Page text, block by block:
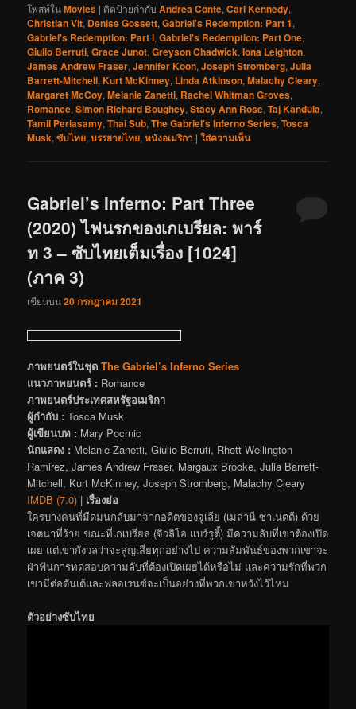
โพสท์ในMovies | ติดป้ายกำกับ Andrea Conte,Carl Kennedy,
Christian Vit, Denise Gossett,Gabriel's Redemption: Part 1,
Gabriel's Redemption: Part I,Gabriel's Redemption: Part One,
Giulio Berruti,Grace Junot,Greyson Chadwick,Iona Leighton,
James Andrew Fraser,Jennifer Koon,Joseph Stromberg,Julia
Barrett-Mitchell,Kurt McKinney, Linda Atkinson,Malachy Cleary,
Margaret McCoy,Melanie Zanetti, Rachel Whitman Groves,
Romance,Simon Richard Boughey,Stacy Ann Rose,Taj Kandula,
Tamil Periasamy,Thai Sub,The Gabriel's Inferno Series,Tosca
Musk,ซับไทย,บรรยายไทย,หนังอเมริกา |ใส่ความเห็น
Gabriel’s Inferno: Part Three
(2020) ไฟนรกของเกเบรียล: พาร์
ท 3 – ซับไทยเต็มเรื่อง [1024]
(ภาค 3)
เขียนบน20 กรกฎาคม 2021
ภาพยนตร์ในชุดThe Gabriel’s Inferno Series
แนวภาพยนตร์ : Romance
ภาพยนตร์ประเทศสหรัฐอเมริกา
ผู้กำกับ : Tosca Musk
ผู้เขียนบท : Mary Pocrnic
นักแสดง : Melanie Zanetti, Giulio Berruti, Rhett Wellington
Ramirez, James Andrew Fraser, Margaux Brooke, Julia Barrett-
Mitchell, Kurt McKinney, Joseph Stromberg, Malachy Cleary
IMDB (7.0) | เรื่องย่อ
ใครบางคนที่มืดมนกลับมาจากอดีตของจูเลีย (เมลานี ซาเนตตี) ด้วย
เจตนาที่ร้าย ขณะที่เกเบรียล (จิวลิโอ แบร์รูตี้) มีความลับที่เขาต้องเปิด
เผย แต่เขากังวลว่าจะสูญเสียทุกอย่างไป ความสัมพันธ์ของพวกเขาจะ
ฝ่าฟันการทดสอบความลับที่ต้องเปิดเผยได้หรือไม่ และความรักที่พวก
เขามีต่อดันเต้และฟลอเรนซ์จะเป็นอย่างที่พวกเขาหวังไว้ไหม
ตัวอย่างซับไทย